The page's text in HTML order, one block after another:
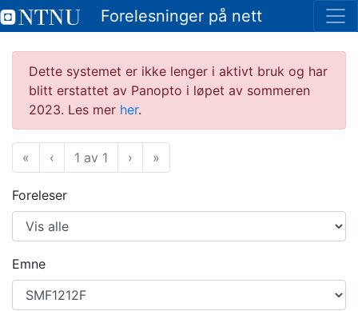
Forelesninger på nett
Dette systemet er ikke lenger i aktivt bruk og har
blitt erstattet av Panopto i løpet av sommeren
2023. Les mer her.
« Første
‹ Forrige
1 av 1 › Neste
»
Foreleser
Emne